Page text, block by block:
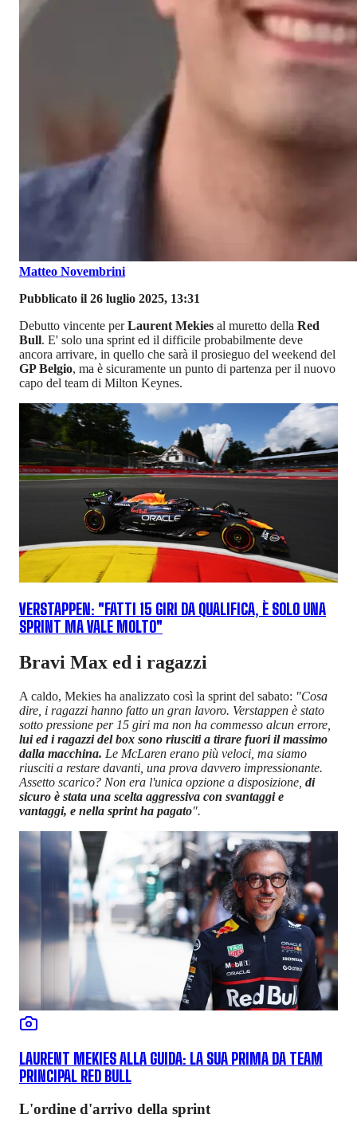
Matteo Novembrini
Pubblicato il 26 luglio 2025, 13:31
Debutto vincente perLaurent Mekies al muretto della Red
Bull. E' solo una sprint ed il difficile probabilmente deve
ancora arrivare, in quello che sarà il prosieguo del weekend del
GP Belgio, ma è sicuramente un punto di partenza per il nuovo
capo del team di Milton Keynes.
VERSTAPPEN: "FATTI 15 GIRI DA QUALIFICA, È SOLO UNA
SPRINT MA VALE MOLTO"
Bravi Max ed i ragazzi
A caldo, Mekies ha analizzato così la sprint del sabato: "Cosa
dire, i ragazzi hanno fatto un gran lavoro. Verstappen è stato
sotto pressione per 15 giri ma non ha commesso alcun errore,
lui ed i ragazzi del box sono riusciti a tirare fuori il massimo
dalla macchina. Le McLaren erano più veloci, ma siamo
riusciti a restare davanti, una prova davvero impressionante.
Assetto scarico? Non era l'unica opzione a disposizione, di
sicuro è stata una scelta aggressiva con svantaggi e
vantaggi, e nella sprint ha pagato".
LAURENT MEKIES ALLA GUIDA: LA SUA PRIMA DA TEAM
PRINCIPAL RED BULL
L'ordine d'arrivo della sprint